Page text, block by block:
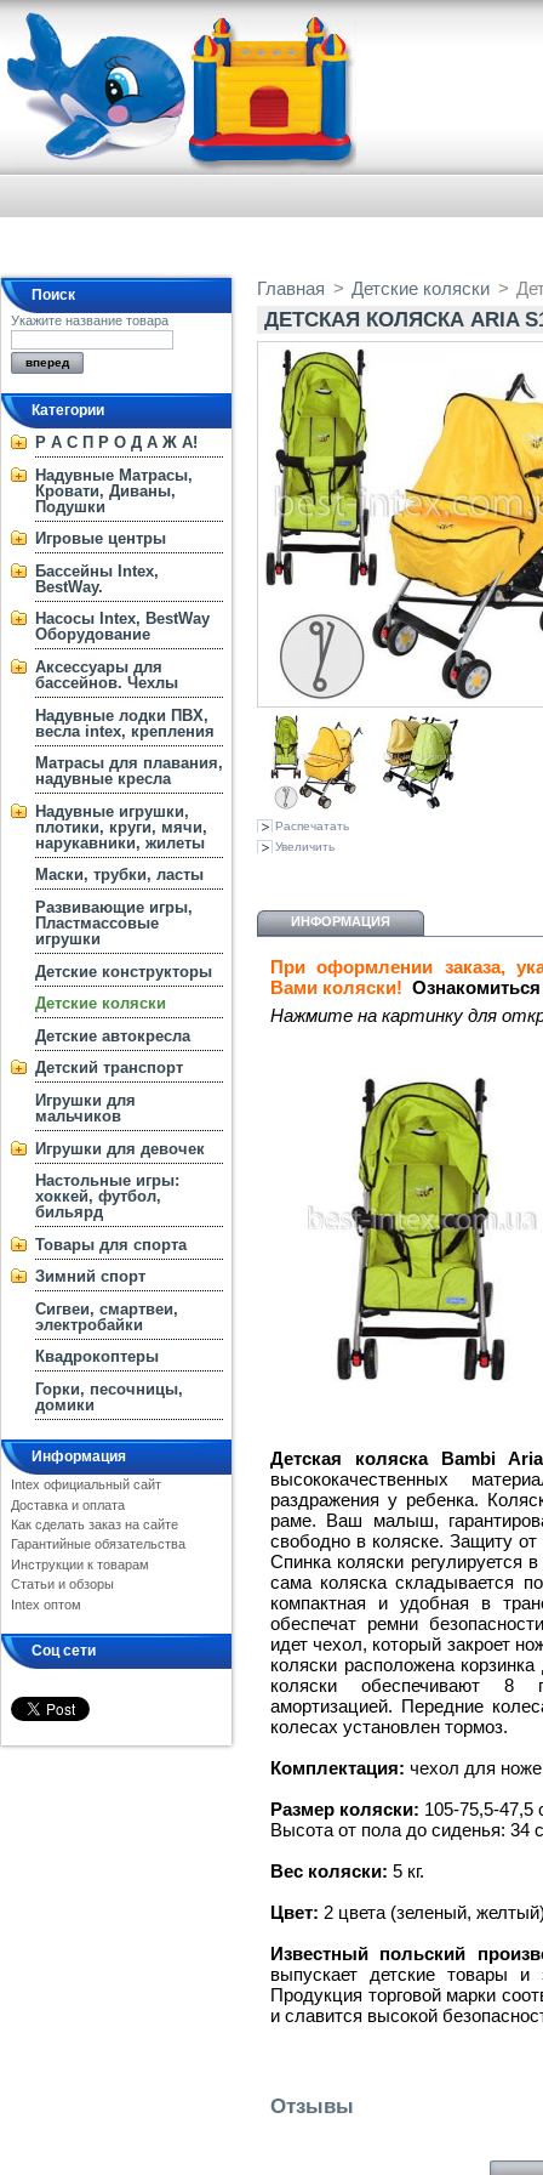
Поиск
Укажите название товара
Категории
Р А С П Р О Д А Ж А!
Надувные Матрасы,
Кровати, Диваны,
Подушки
Игровые центры
Бассейны Intex,
BestWay.
Насосы Intex, BestWay
Оборудование
Аксессуары для
бассейнов. Чехлы
Надувные лодки ПВХ,
весла intex, крепления
Матрасы для плавания,
надувные кресла
Надувные игрушки,
плотики, круги, мячи,
нарукавники, жилеты
Маски, трубки, ласты
Развивающие игры,
Пластмассовые
игрушки
Детские конструкторы
Детские коляски
Детские автокресла
Детский транспорт
Игрушки для
мальчиков
Игрушки для девочек
Настольные игры:
хоккей, футбол,
бильярд
Товары для спорта
Зимний спорт
Сигвеи, смартвеи,
электробайки
Квадрокоптеры
Горки, песочницы,
домики
Информация
Intex официальный сайт
Доставка и оплата
Как сделать заказ на сайте
Гарантийные обязательства
Инструкции к товарам
Статьи и обзоры
Intex оптом
Соц сети
Главная > Детские коляски >
ДЕТСКАЯ КОЛЯСКА ARIA
Распечатать
Увеличить
ИНФОРМАЦИЯ
При оформлении заказа,
Вами коляски!
Нажмите на картинку для
Детская коляска Bambi
высококачественных
раздражения у ребенка.
раме. Ваш малыш,
свободно в коляске. Защиту
Спинка коляски регулируется
сама коляска складывается
компактная и удобная в
обеспечат ремни
идет чехол, который закроет
коляски расположена
коляски обеспечивают 8
амортизацией. Передние
колесах установлен тормоз.
Комплектация: чехол для
Размер коляски: 105-75,5-47,5
Высота от пола до сиденья: 34
Вес коляски: 5 кг.
Цвет: 2 цвета (зеленый,
Известный польский
выпускает детские товары
Продукция торговой марки
и славится высокой
Отзывы